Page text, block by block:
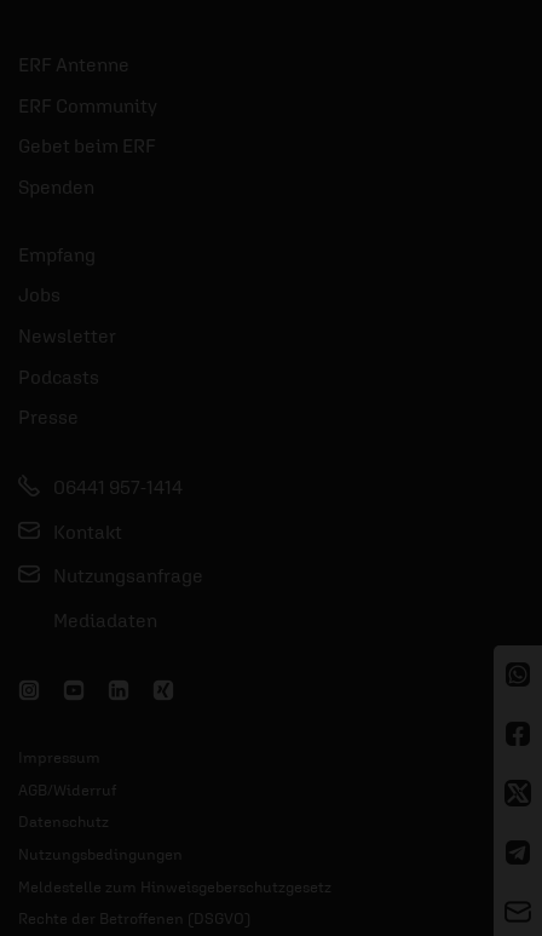
ERF Antenne
ERF Community
Gebet beim ERF
Spenden
Empfang
Jobs
Newsletter
Podcasts
Presse
06441 957-1414
Kontakt
Nutzungsanfrage
Mediadaten
Impressum
AGB/Widerruf
Datenschutz
Nutzungsbedingungen
Meldestelle zum Hinweisgeberschutzgesetz
Rechte der Betroffenen (DSGVO)